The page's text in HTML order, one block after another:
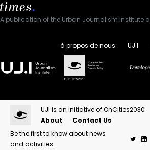
A publication of the Urban Journalism Institute
à propos de nous UJ.I
UJI is an initiative of OnCities2030
About
Contact Us
Be the first to know about news
and activities.